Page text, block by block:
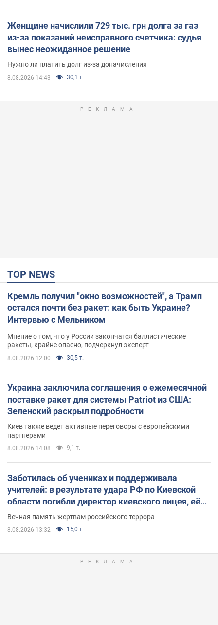
Женщине начислили 729 тыс. грн долга за газ
из-за показаний неисправного счетчика: судья
вынес неожиданное решение
Нужно ли платить долг из-за доначисления
8.08.2026 14:43 30,1 т.
TOP NEWS
Кремль получил "окно возможностей", а Трамп
остался почти без ракет: как быть Украине?
Интервью с Мельником
Мнение о том, что у России закончатся баллистические
ракеты, крайне опасно, подчеркнул эксперт
8.08.2026 12:00 30,5 т.
Украина заключила соглашения о ежемесячной
поставке ракет для системы Patriot из США:
Зеленский раскрыл подробности
Киев также ведет активные переговоры с европейскими
партнерами
8.08.2026 14:08 9,1 т.
Заботилась об учениках и поддерживала
учителей: в результате удара РФ по Киевской
области погибли директор киевского лицея, её
муж и внук
Вечная память жертвам российского террора
8.08.2026 13:32 15,0 т.